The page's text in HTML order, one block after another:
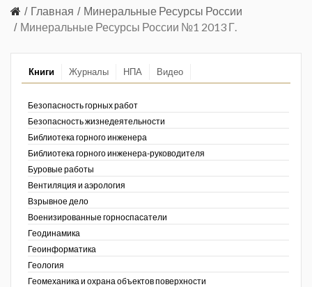
Главная
Минеральные Ресурсы России
Минеральные Ресурсы России №1 2013 Г.
Книги Журналы НПА Видео
Безопасность горных работ
Безопасность жизнедеятельности
Библиотека горного инженера
Библиотека горного инженера-руководителя
Буровые работы
Вентиляция и аэрология
Взрывное дело
Военизированные горноспасатели
Геодинамика
Геоинформатика
Геология
Геомеханика и охрана объектов поверхности
атомному надзору
Информация и космос
Медицина катастроф
Минеральные ресурсы России
Нефтегазовые технологии
Нефтегазовая вертикаль
Промышленность и безопасность